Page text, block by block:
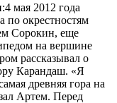
мая 2012 года
по окрестностям
Сорокин, еще
на вершине
рассказывал о
Карандаш. «Я
древняя гора на
Артем. Перед